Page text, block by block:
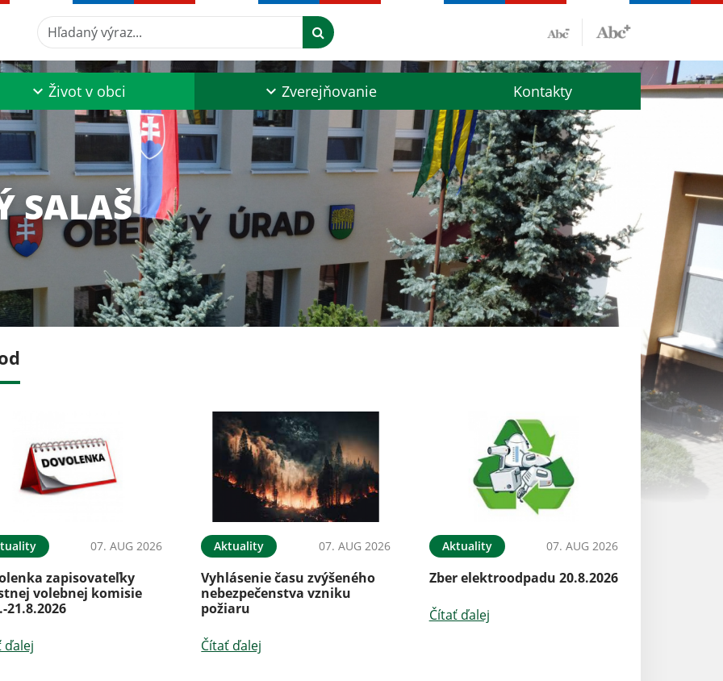
Hľadaný výraz...
Život v obci Zverejňovanie Kontakty
SALAŠ
07. AUG 2026
zapisovateľky
volebnej komisie
21.8.2026
ďalej
Aktuality 07. AUG 2026
Vyhlásenie času zvýšeného
nebezpečenstva vzniku
požiaru
Čítať ďalej
Aktuality 07. AUG 2026
Zber elektroodpadu 20.8.2026
Čítať ďalej